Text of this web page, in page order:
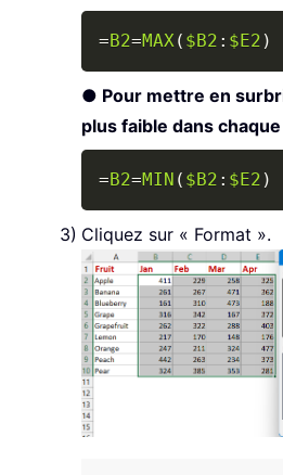
= B2=MAX( $B2 : $E2 )
● Pour mettre en
plus faible dans
= B2=MIN ( $B2 : $E2 )
Cliquez sur « Format ».